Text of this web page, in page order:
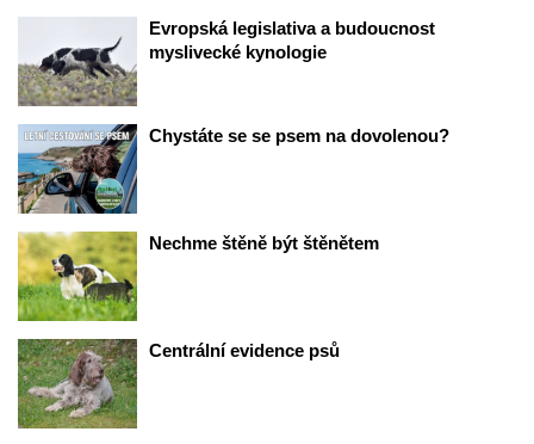
Evropská legislativa a budoucnost
myslivecké kynologie
Chystáte se se psem na dovolenou?
Nechme štěně být štěnětem
Centrální evidence psů